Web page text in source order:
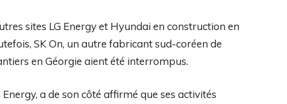
sites LG Energy et Hyundai en construction en
SK On, un autre fabricant sud-coréen de
en Géorgie aient été interrompus.
a de son côté affirmé que ses activités